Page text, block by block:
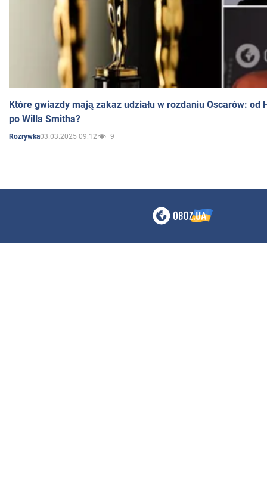
Które gwiazdy mają zakaz udziału w rozdaniu Oscarów: od
po Willa Smitha?
Rozrywka03.03.2025 09:12 9